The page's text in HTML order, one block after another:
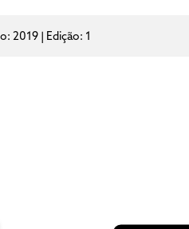
2019 | Edição: 1